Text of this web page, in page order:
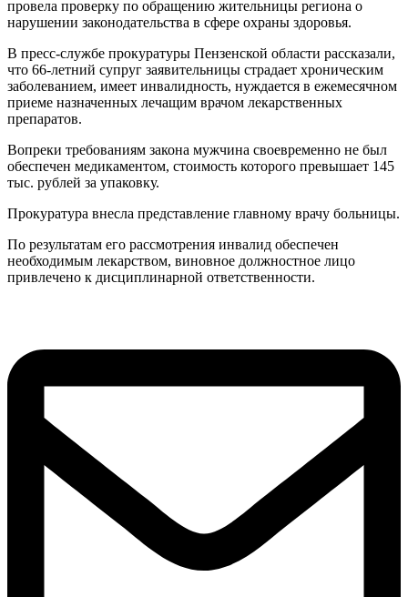
провела проверку по обращению жительницы региона о
нарушении законодательства в сфере охраны здоровья.
В пресс-службе прокуратуры Пензенской области рассказали,
что 66-летний супруг заявительницы страдает хроническим
заболеванием, имеет инвалидность, нуждается в ежемесячном
приеме назначенных лечащим врачом лекарственных
препаратов.
Вопреки требованиям закона мужчина своевременно не был
обеспечен медикаментом, стоимость которого превышает 145
тыс. рублей за упаковку.
Прокуратура внесла представление главному врачу больницы.
По результатам его рассмотрения инвалид обеспечен
необходимым лекарством, виновное должностное лицо
привлечено к дисциплинарной ответственности.